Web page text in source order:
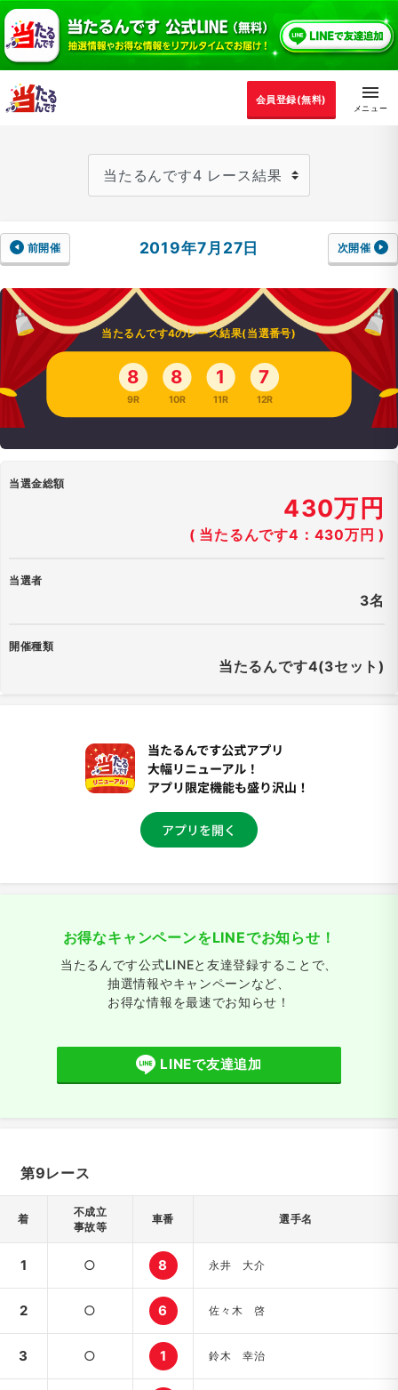
会員登録(無料)
前開催 2019年7月27日 次開催
当たるんです4のレース結果(当選番号)
8
9R
8
10R
1
11R
7
12R
当選金総額
430万円
( 当たるんです4：430万円 )
当選者
3名
開催種類
当たるんです4(3セット)
お得なキャンペーンをLINEでお知らせ！
当たるんです公式LINEと友達登録することで、
抽選情報やキャンペーンなど、
お得な情報を最速でお知らせ！
LINEで友達追加
第9レース
着
不成立
事故等
車番 選手名
1 ○ 8 永井 大介
2 ○ 6 佐々木 啓
3 ○ 1 鈴木 幸治